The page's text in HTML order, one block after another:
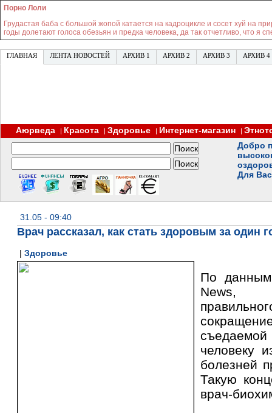
Порно Лоли
Грудастая баба с большой жопой катается на кадроцикле и сосет хуй на
годы долетают голоса обезьян и предка человека, да так отчетливо, что я
ГЛАВНАЯ ЛЕНТА НОВОСТЕЙ АРХИВ 1 АРХИВ 2 АРХИВ 3 АРХИВ 4
Аюрведа | Красота | Здоровье | Интернет-магазин |
Добро
Для
31.05 - 09:40
Врач рассказал, как стать здоровым за один
| Здоровье
По данным
News,
человеку
болезней
Такую
врач-